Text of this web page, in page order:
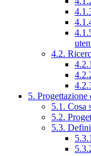
4.2.
5. Progettazione
5.1. Cosa
5.2.
5.3.